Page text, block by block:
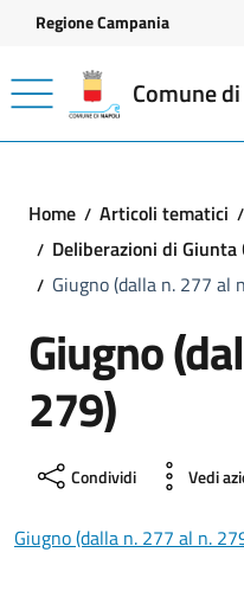
Vai ai contenuti
Vai al footer
Regione Campania
Comune
Home Articoli tematici
Deliberazioni di Giunta
Giugno (dalla n. 277 al
Giugno
279)
Condividi Vedi
Giugno (dalla n. 277 al n.